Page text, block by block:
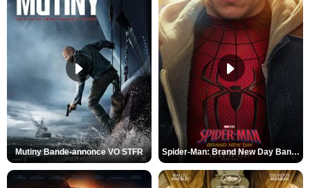
Mutiny Bande-annonce VO STFR Spider-Man: Brand New Day Bande-annonce VO STFR